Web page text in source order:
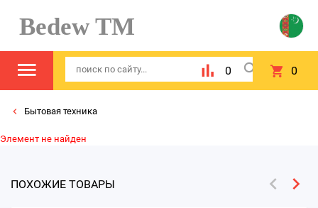
Bedew TM
0 0
Бытовая техника
Элемент не найден
ПОХОЖИЕ ТОВАРЫ